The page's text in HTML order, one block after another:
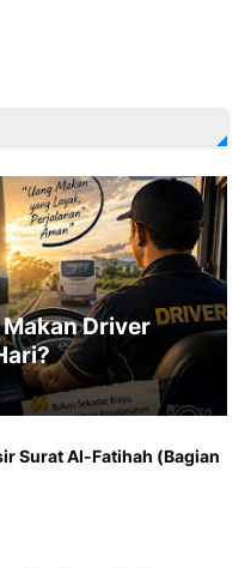
Driver
Surat Al-Fatihah (Bagian